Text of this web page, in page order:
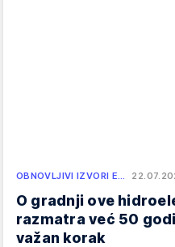
OBNOVLJIVI IZVORI E…
O gradnji ove
razmatra već 50
važan korak